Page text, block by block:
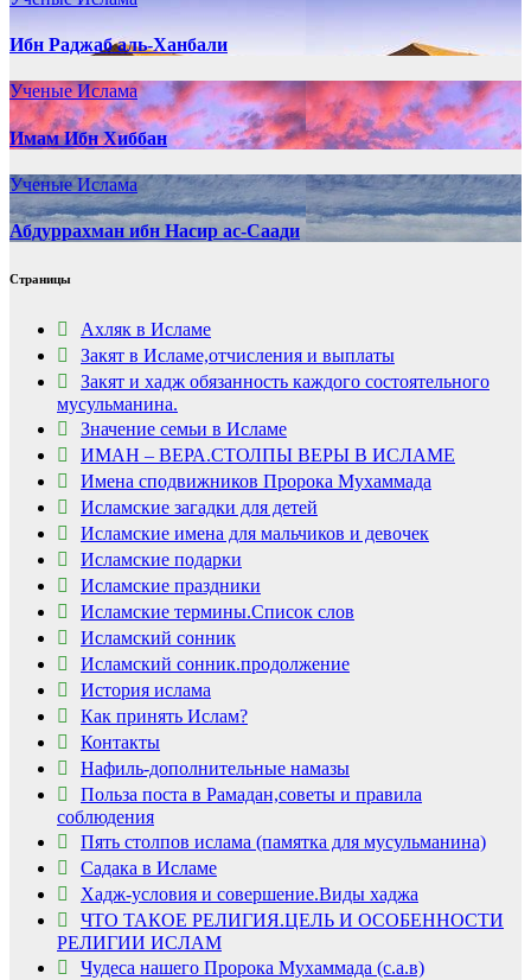
Ибн Раджаб аль-Ханбали
Ученые Ислама
Имам Ибн Хиббан
Ученые Ислама
Абдуррахман ибн Насир ас-Саади
Страницы
Ахляк в Исламе
Закят в Исламе,отчисления и выплаты
Закят и хадж обязанность каждого состоятельного
мусульманина.
Значение семьи в Исламе
ИМАН – ВЕРА.СТОЛПЫ ВЕРЫ В ИСЛАМЕ
Имена сподвижников Пророка Мухаммада
Исламские загадки для детей
Исламские имена для мальчиков и девочек
Исламские подарки
Исламские праздники
Исламские термины.Список слов
Исламский сонник
Исламский сонник.продолжение
История ислама
Как принять Ислам?
Контакты
Нафиль-дополнительные намазы
Польза поста в Рамадан,советы и правила
соблюдения
Пять столпов ислама (памятка для мусульманина)
Садака в Исламе
Хадж-условия и совершение.Виды хаджа
ЧТО ТАКОЕ РЕЛИГИЯ.ЦЕЛЬ И ОСОБЕННОСТИ
РЕЛИГИИ ИСЛАМ
Чудеса нашего Пророка Мухаммада (с.а.в)
i
Ролик длится
несколько секунд, а
смеяться вы будете
долго